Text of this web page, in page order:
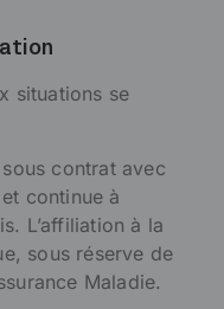
situations se
contrat avec
continue à
L’affiliation à la
sous réserve de
Maladie.